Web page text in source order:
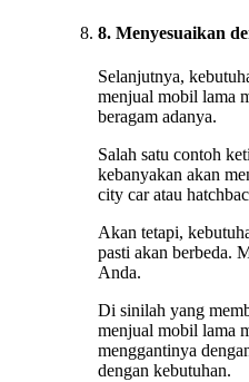
8. Menyesuaikan
Selanjutnya,
menjual mobil lama
beragam adanya.
Salah satu contoh
kebanyakan akan
city car atau
Akan tetapi,
pasti akan berbeda.
Anda.
Di sinilah yang
menjual mobil lama
menggantinya
dengan kebutuhan.